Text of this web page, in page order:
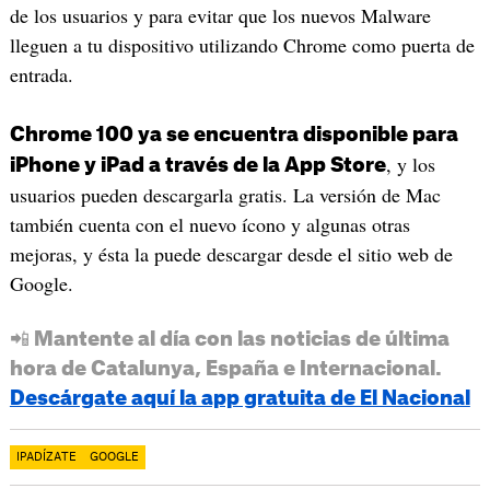
de los usuarios y para evitar que los nuevos Malware
lleguen a tu dispositivo utilizando Chrome como puerta de
entrada.
Chrome 100 ya se encuentra disponible para
iPhone y iPad a través de la App Store, y los
usuarios pueden descargarla gratis. La versión de Mac
también cuenta con el nuevo ícono y algunas otras
mejoras, y ésta la puede descargar desde el sitio web de
Google.
📲 Mantente al día con las noticias de última
hora de Catalunya, España e Internacional.
Descárgate aquí la app gratuita de El Nacional
IPADÍZATE GOOGLE